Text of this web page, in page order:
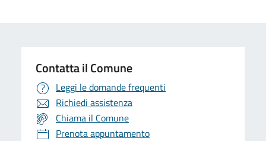
Contatta il Comune
Leggi le domande frequenti
Richiedi assistenza
Chiama il Comune
Prenota appuntamento